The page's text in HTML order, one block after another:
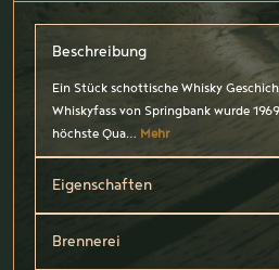
Beschreibung
Ein Stück schottische Whisky
Whiskyfass von Springbank wurde
höchste Qua… Mehr
Eigenschaften
Brennerei